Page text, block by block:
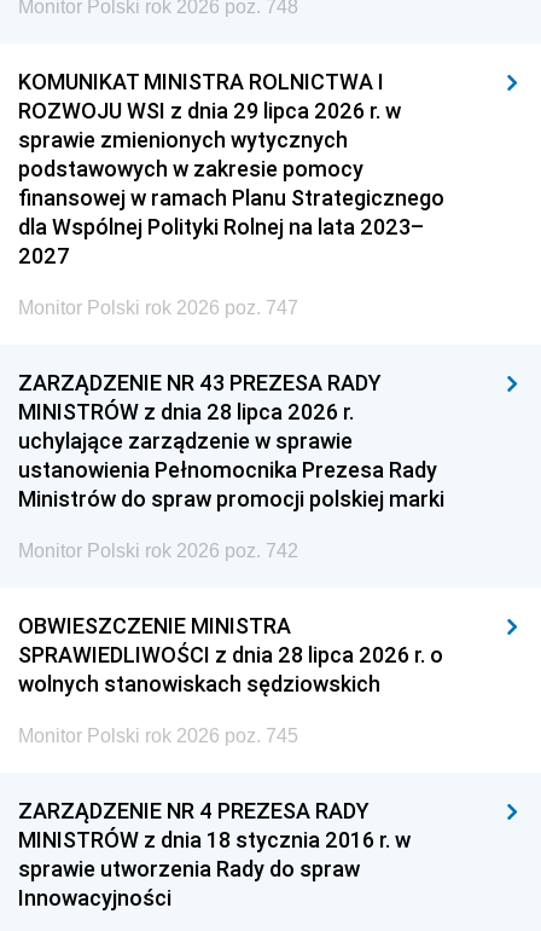
Monitor Polski rok 2026 poz. 748
KOMUNIKAT MINISTRA ROLNICTWA I
ROZWOJU WSI z dnia 29 lipca 2026 r. w
sprawie zmienionych wytycznych
podstawowych w zakresie pomocy
finansowej w ramach Planu Strategicznego
dla Wspólnej Polityki Rolnej na lata 2023–
2027
Monitor Polski rok 2026 poz. 747
ZARZĄDZENIE NR 43 PREZESA RADY
MINISTRÓW z dnia 28 lipca 2026 r.
uchylające zarządzenie w sprawie
ustanowienia Pełnomocnika Prezesa Rady
Ministrów do spraw promocji polskiej marki
Monitor Polski rok 2026 poz. 742
OBWIESZCZENIE MINISTRA
SPRAWIEDLIWOŚCI z dnia 28 lipca 2026 r. o
wolnych stanowiskach sędziowskich
Monitor Polski rok 2026 poz. 745
ZARZĄDZENIE NR 4 PREZESA RADY
MINISTRÓW z dnia 18 stycznia 2016 r. w
sprawie utworzenia Rady do spraw
Innowacyjności